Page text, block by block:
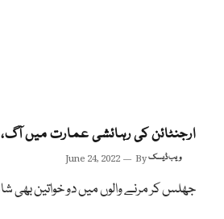
ارجنٹائن کی رہائشی عمارت میں آگ، 3 بچوں سمیت 5 افراد
June 24, 2022 Byویب ڈیسک
جھلس کر مرنے والوں میں دو خواتین بھی